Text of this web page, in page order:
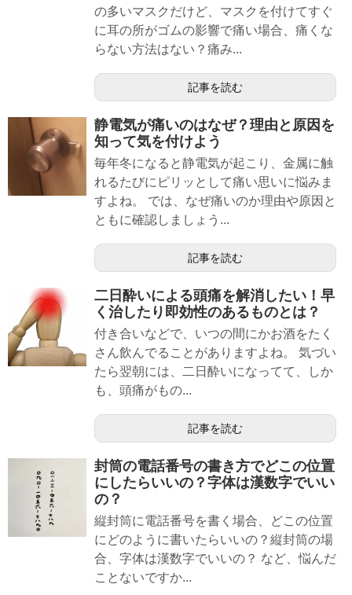
の多いマスクだけど、マスクを付けてすぐ
に耳の所がゴムの影響で痛い場合、痛くな
らない方法はない？痛み...
記事を読む
静電気が痛いのはなぜ？理由と原因を
知って気を付けよう
毎年冬になると静電気が起こり、金属に触
れるたびにピリッとして痛い思いに悩みま
すよね。 では、なぜ痛いのか理由や原因と
ともに確認しましょう...
記事を読む
二日酔いによる頭痛を解消したい！早
く治したり即効性のあるものとは？
付き合いなどで、いつの間にかお酒をたく
さん飲んでることがありますよね。 気づい
たら翌朝には、二日酔いになってて、しか
も、頭痛がもの...
記事を読む
封筒の電話番号の書き方でどこの位置
にしたらいいの？字体は漢数字でいい
の？
縦封筒に電話番号を書く場合、どこの位置
にどのように書いたらいいの？縦封筒の場
合、字体は漢数字でいいの？ など、悩んだ
ことないですか...